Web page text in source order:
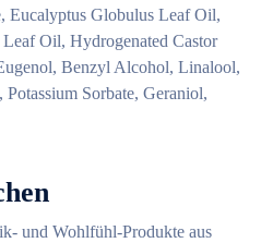
Eucalyptus Globulus Leaf Oil,
Oil, Hydrogenated Castor
Benzyl Alcohol, Linalool,
Sorbate, Geraniol,
und Wohlfühl-Produkte aus